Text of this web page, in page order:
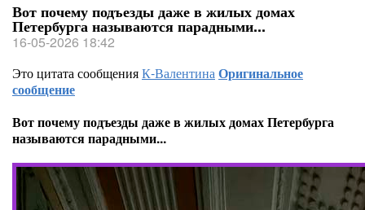
Вот почему подъезды даже в жилых домах
Петербурга называются парадными...
16-05-2026 18:42
Это цитата сообщенияК-ВалентинаОригинальное
сообщение
Вот почему подъезды даже в жилых домах Петербурга
называются парадными...